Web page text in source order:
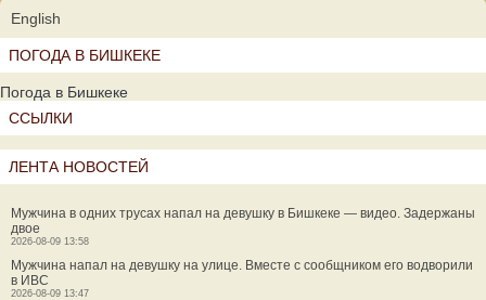
English
ПОГОДА В БИШКЕКЕ
Погода в Бишкеке
ССЫЛКИ
ЛЕНТА НОВОСТЕЙ
Мужчина в одних трусах напал на девушку в Бишкеке — видео. Задержаны
двое
2026-08-09 13:58
Мужчина напал на девушку на улице. Вместе с сообщником его водворили
в ИВС
2026-08-09 13:47